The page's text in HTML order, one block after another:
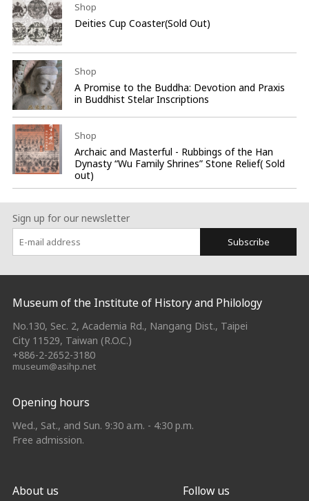
Shop
Deities Cup Coaster(Sold Out)
Shop
A Promise to the Buddha: Devotion and Praxis
in Buddhist Stelar Inscriptions
Shop
Archaic and Masterful - Rubbings of the Han
Dynasty “Wu Family Shrines” Stone Relief( Sold
out)
Sign up for our newsletter
Subscribe
:::
Museum of the Institute of History and Philology
No.130, Sec. 2, Academia Rd., Nangang Dist., Taipei
City 11529, Taiwan (R.O.C.)
+886-2-2652-3180
museum@asihp.net
Opening hours
Wed., Sat., and Sun. 9:30 a.m. - 4:30 p.m.
Free admission.
About us Follow us